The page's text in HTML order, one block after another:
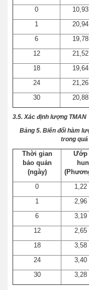
0
1
6
12
18
24
30
3.5. Xác định lượng TMAN
Bảng 5. Biến đổi hàm
trong
Thời gian
bảo quản
(ngày)
Ướp
0 1,22
1
2,96
6
3,19
12
2,65
18
3,58
24
3,40
30
3,28